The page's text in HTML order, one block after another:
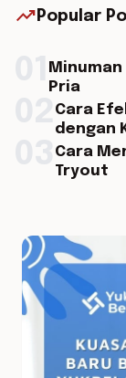
trending_up Popular
Minuman
Pria
Cara
dengan
Cara
Tryout